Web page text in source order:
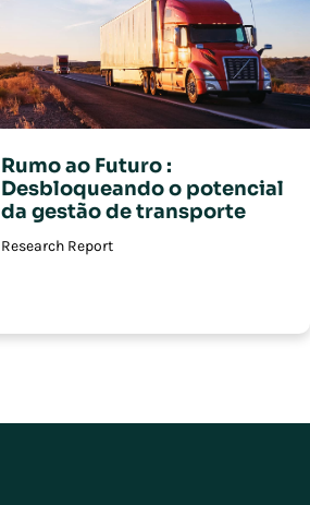
Rumo ao Futuro :
Desbloqueando o potencial
da gestão de transporte
Research Report